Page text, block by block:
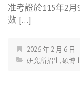
准考證於115年2
數 […]
2026 年 2 月 6 日
研究所招生,碩博